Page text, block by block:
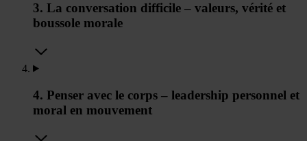
3. La conversation difficile – valeurs, vérité et
boussole morale
4. Penser avec le corps – leadership personnel et
moral en mouvement